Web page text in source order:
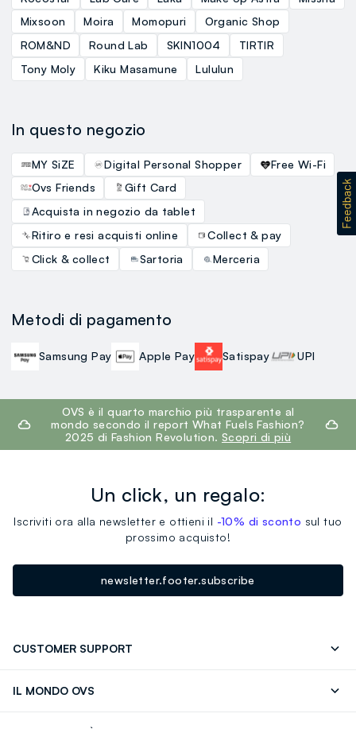
Mixsoon
Moira Momopuri
Organic Shop
ROM&ND
Round Lab SKIN1004
TIRTIR
Tony Moly
Kiku Masamune Lululun
In questo negozio
MY SiZE Digital Personal Shopper
Free Wi-Fi
Ovs Friends
Gift Card
Acquista in negozio da tablet
Ritiro e resi acquisti online
Collect & pay
Click & collect
Sartoria Merceria
Metodi di pagamento
Samsung Pay Apple Pay Satispay UPI
footer.ariatitleOVS è il quarto marchio più trasparente al
mondo secondo il report What Fuels Fashion?
2025 di Fashion Revolution. Scopri di più
Un click, un regalo:
Iscriviti ora alla newsletter e ottieni il -10% di sconto sul tuo
prossimo acquisto!
newsletter.footer.subscribe
CUSTOMER SUPPORT
IL MONDO OVS